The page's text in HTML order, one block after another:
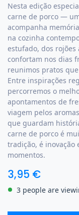
Nesta edição
carne de porco —
acompanha
na cozinha
estufado, dos
confortam nos dias
reunimos pratos
Entre inspirações
percorremos o
apontamentos de
viagem pelos
que guardam
carne de porco é
tradição, é inovação
momentos.
3,95 €
3 people are